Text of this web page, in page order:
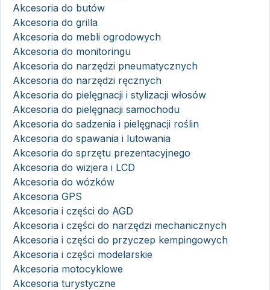
Akcesoria do butów
Akcesoria do grilla
Akcesoria do mebli ogrodowych
Akcesoria do monitoringu
Akcesoria do narzędzi pneumatycznych
Akcesoria do narzędzi ręcznych
Akcesoria do pielęgnacji i stylizacji włosów
Akcesoria do pielęgnacji samochodu
Akcesoria do sadzenia i pielęgnacji roślin
Akcesoria do spawania i lutowania
Akcesoria do sprzętu prezentacyjnego
Akcesoria do wizjera i LCD
Akcesoria do wózków
Akcesoria GPS
Akcesoria i części do AGD
Akcesoria i części do narzędzi mechanicznych
Akcesoria i części do przyczep kempingowych
Akcesoria i części modelarskie
Akcesoria motocyklowe
Akcesoria turystyczne